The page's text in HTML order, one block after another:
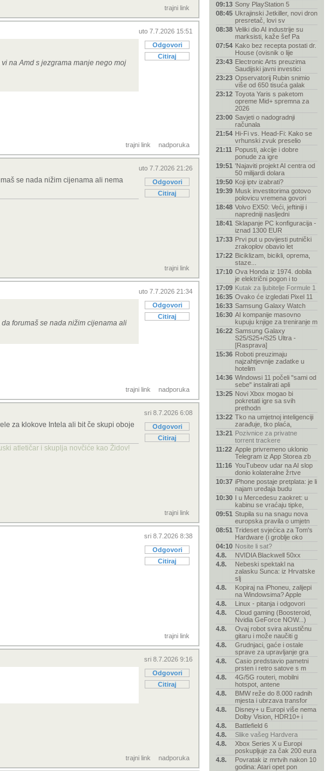
trajni link
uto 7.7.2026 15:51
Odgovori
Citiraj
na Amd s jezgrama manje nego moj
trajni link nadporuka
uto 7.7.2026 21:26
Odgovori
Citiraj
se nada nižim cijenama ali nema
trajni link
uto 7.7.2026 21:34
Odgovori
Citiraj
forumaš se nada nižim cijenama ali
trajni link nadporuka
sri 8.7.2026 6:08
Odgovori
Citiraj
za klokove Intela ali bit če skupi oboje
atletičar i skuplja novčiće kao Židov!
trajni link
sri 8.7.2026 8:38
Odgovori
Citiraj
trajni link
sri 8.7.2026 9:16
Odgovori
Citiraj
trajni link nadporuka
09:13 Sony PlayStation 5
08:45 Ukrajinski Jetkiller, novi dron
presretač, lovi sv
08:38 Veliki dio AI industrije su
marksisti, kaže šef Pa
07:54 Kako bez recepta postati dr.
House (ovisnik o lije
23:43 Electronic Arts preuzima
Saudijski javni investici
23:23 Opservatorij Rubin snimio
više od 650 tisuća galak
23:12 Toyota Yaris s paketom
opreme Mid+ spremna za
2026
23:00 Savjeti o nadogradnji
računala
21:54 Hi-Fi vs. Head-Fi: Kako se
vrhunski zvuk preselio
21:11 Popusti, akcije i dobre
ponude za igre
19:51 'Najaviti projekt AI centra od
50 milijardi dolara
19:50 Koji iptv izabrati?
19:39 Musk investitorima gotovo
polovicu vremena govori
18:48 Volvo EX50: Veći, jeftiniji i
napredniji nasljedni
18:41 Sklapanje PC konfiguracija -
iznad 1300 EUR
17:33 Prvi put u povijesti putnički
zrakoplov obavio let
17:22 Biciklizam, bicikli, oprema,
staze...
17:10 Ova Honda iz 1974. dobila
je električni pogon i to
17:09 Kutak za ljubitelje Formule 1
16:35 Ovako će izgledati Pixel 11
16:33 Samsung Galaxy Watch
16:30 AI kompanije masovno
kupuju knjige za treniranje m
16:22 Samsung Galaxy
S25/S25+/S25 Ultra -
[Rasprava]
15:36 Roboti preuzimaju
najzahtjevnije zadatke u
hotelim
14:36 Windowsi 11 počeli "sami od
sebe" instalirati apli
13:25 Novi Xbox mogao bi
pokretati igre sa svih
prethodn
13:22 Tko na umjetnoj inteligenciji
zarađuje, tko plaća,
13:21 Pozivnice za privatne
torrent trackere
11:22 Apple privremeno uklonio
Telegram iz App Storea zb
11:16 YouTubeov udar na AI slop
donio kolateralne žrtve
10:37 iPhone postaje pretplata: je li
najam uređaja budu
10:30 I u Mercedesu zaokret: u
kabinu se vraćaju tipke,
09:51 Stupila su na snagu nova
europska pravila o umjetn
08:51 Trideset svjećica za Tom's
Hardware (i groblje oko
04:10 Nosite li sat?
4.8.
NVIDIA Blackwell 50xx
4.8.
Nebeski spektakl na
zalasku Sunca: iz Hrvatske
slj
4.8.
Kopiraj na iPhoneu, zalijepi
na Windowsima? Apple
4.8.
Linux - pitanja i odgovori
4.8.
Cloud gaming (Boosteroid,
Nvidia GeForce NOW...)
4.8.
Ovaj robot svira akustičnu
gitaru i može naučiti g
4.8.
Grudnjaci, gaće i ostale
sprave za upravljanje gra
4.8.
Casio predstavio pametni
prsten i retro satove s m
4.8.
4G/5G routeri, mobilni
hotspot, antene
4.8.
BMW reže do 8.000 radnih
mjesta i ubrzava transfor
4.8.
Disney+ u Europi više nema
Dolby Vision, HDR10+ i
4.8.
Battlefield 6
4.8.
Slike vašeg Hardvera
4.8.
Xbox Series X u Europi
poskupljuje za čak 200 eura
4.8.
Povratak iz mrtvih nakon 10
godina: Atari opet pon